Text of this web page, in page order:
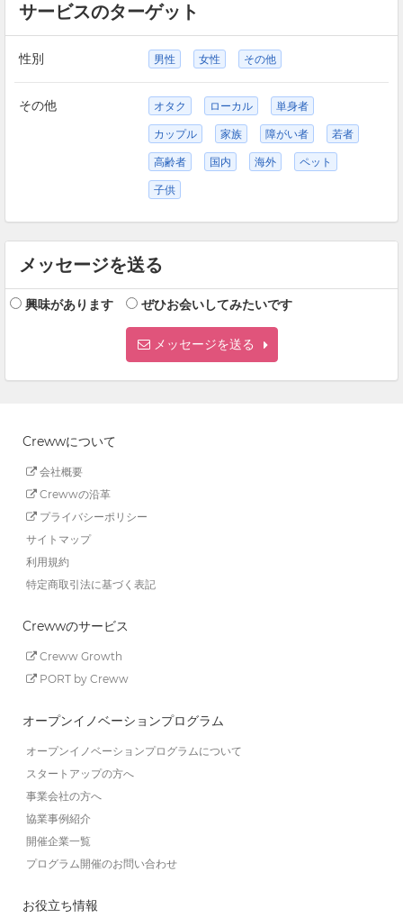
サービスのターゲット
性別 男性 女性 その他
その他 オタク ローカル 単身者
カップル 家族 障がい者 若者
高齢者 国内 海外 ペット
子供
メッセージを送る
興味があります ぜひお会いしてみたいです
メッセージを送る
Crewwについて
会社概要
Crewwの沿革
プライバシーポリシー
サイトマップ
利用規約
特定商取引法に基づく表記
Crewwのサービス
Creww Growth
PORT by Creww
オープンイノベーションプログラム
オープンイノベーションプログラムについて
スタートアップの方へ
事業会社の方へ
協業事例紹介
開催企業一覧
プログラム開催のお問い合わせ
お役立ち情報